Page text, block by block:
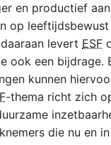
en productief
op leeftijdsbewust
levert ESF
ook een bijdrage.
kunnen
-thema richt zich
die nu en